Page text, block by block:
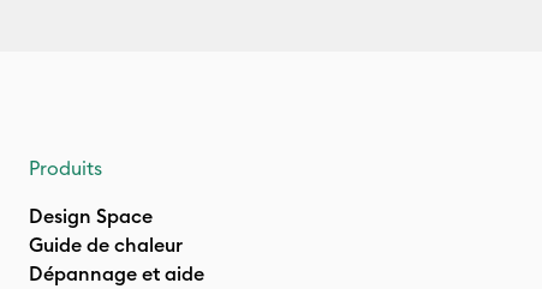
Produits
Design Space
Guide de chaleur
Dépannage et aide